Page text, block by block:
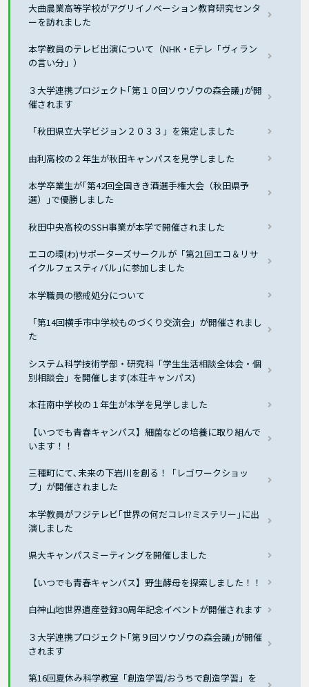
大曲農業高等学校がアグリイノベーション教育研究センタ
ーを訪れました
本学教員のテレビ出演について（NHK・Eテレ「ヴィラン
の言い分」）
３大学連携プロジェクト｢第１０回ソウゾウの森会議｣が開
催されます
「秋田県立大学ビジョン２０３３」を策定しました
由利高校の２年生が秋田キャンパスを見学しました
本学卒業生が｢第42回全国きき酒選手権大会（秋田県予
選）｣で優勝しました
秋田中央高校のSSH事業が本学で開催されました
エコの環(わ)サポーターズサークルが「第21回エコ＆リサ
イクルフェスティバル｣に参加しました
本学職員の懲戒処分について
「第14回横手市中学校ものづくり交流会」が開催されまし
た
システム科学技術学部・研究科「学生生活相談全体会・個
別相談会」を開催します(本荘キャンパス)
本荘南中学校の１年生が本学を見学しました
【いつでも青春キャンパス】細菌などの培養に取り組んで
います！！
三種町にて､未来の下岩川を創る！「レゴワークショッ
プ」が開催されました
本学教員がフジテレビ｢世界の何だコレ!?ミステリー｣に出
演しました
県大キャンパスミーティングを開催しました
【いつでも青春キャンパス】野生酵母を探索しました！！
白神山地世界遺産登録30周年記念イベントが開催されます
３大学連携プロジェクト｢第９回ソウゾウの森会議｣が開催
されます
第16回夏休み科学教室「創造学習/おうちで創造学習」を